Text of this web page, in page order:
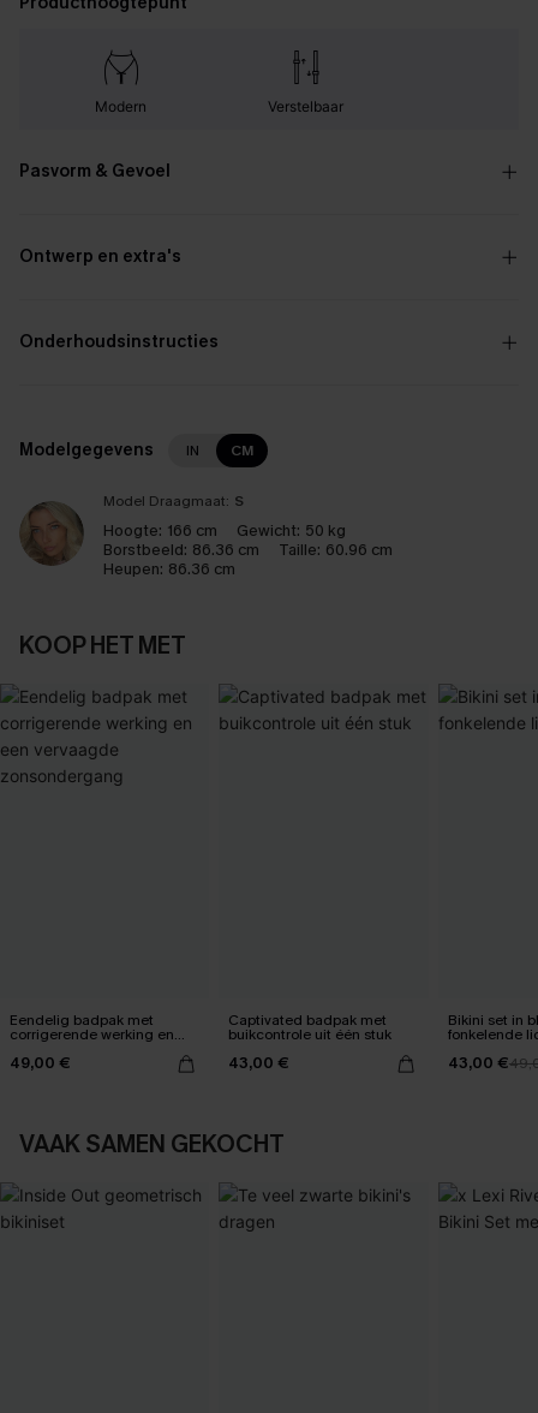
Modern Verstelbaar
Pasvorm & Gevoel
Ontwerp en extra's
Onderhoudsinstructies
Modelgegevens IN CM
Model Draagmaat: S
Hoogte: 166 cm Gewicht: 50 kg
Borstbeeld: 86.36 cm Taille: 60.96 cm
Heupen: 86.36 cm
KOOP HET MET
Eendelig badpak met
corrigerende werking en
een vervaagde
zonsondergang
49,00 €
Captivated badpak met
buikcontrole uit één stuk
43,00 €
Bikini set in
fonkelende
43,00 €
VAAK SAMEN GEKOCHT